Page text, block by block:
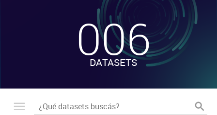
-
006
DATASETS